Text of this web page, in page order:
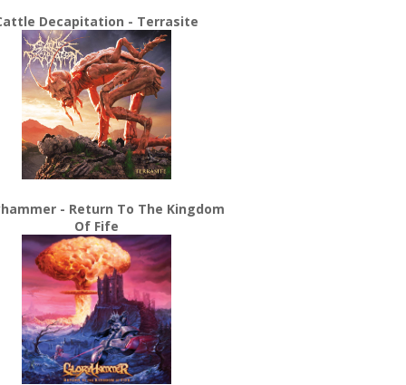
Decapitation - Terrasite
- Return To The Kingdom
Of Fife